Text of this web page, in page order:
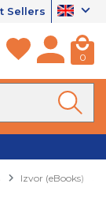
Sellers
0
Izvor (eBooks)